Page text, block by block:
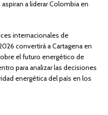
a liderar Colombia en
internacionales de
convertirá a Cartagena en
el futuro energético de
para analizar las decisiones
energética del país en los